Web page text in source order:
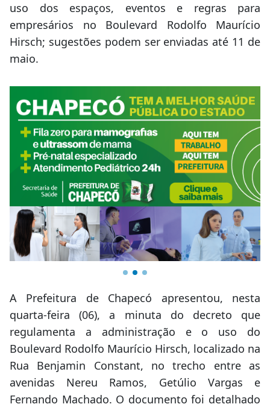
uso dos espaços, eventos e regras para
empresários no Boulevard Rodolfo Maurício
Hirsch; sugestões podem ser enviadas até 11 de
maio.
A Prefeitura de Chapecó apresentou, nesta
quarta-feira (06), a minuta do decreto que
regulamenta a administração e o uso do
Boulevard Rodolfo Maurício Hirsch, localizado na
Rua Benjamin Constant, no trecho entre as
avenidas Nereu Ramos, Getúlio Vargas e
Fernando Machado. O documento foi detalhado